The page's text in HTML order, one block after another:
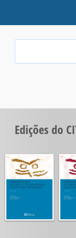
Terms:
Edições do